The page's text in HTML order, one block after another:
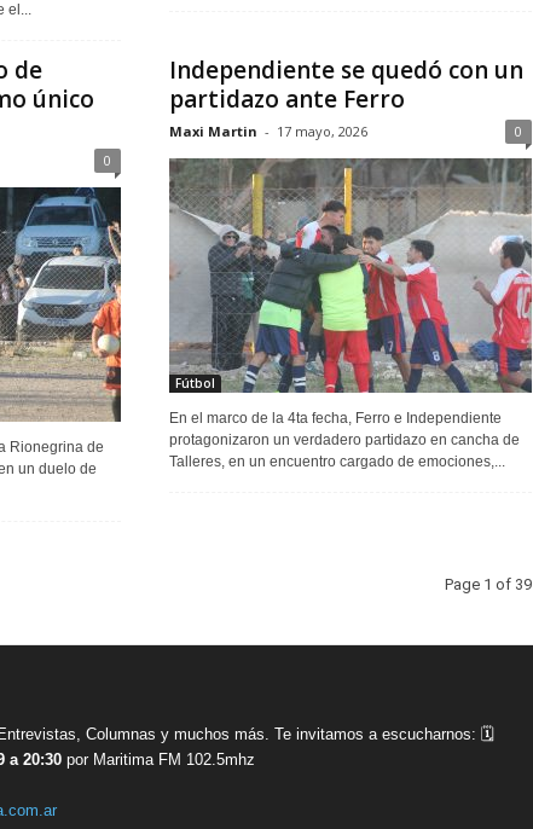
el...
de
único
0
Rionegrina de
un duelo de
Independiente se quedó con un
partidazo ante Ferro
Maxi Martin - 17 mayo, 2026 0
Fútbol
En el marco de la 4ta fecha, Ferro e Independiente
protagonizaron un verdadero partidazo en cancha de
Talleres, en un encuentro cargado de emociones,...
Page 1 of 39
Columnas y muchos más. Te invitamos a escucharnos: 🗓
a 20:30por Maritima FM 102.5mhz